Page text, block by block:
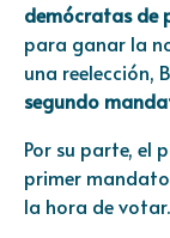
demócratas de
para ganar la
una reelección,
segundo
Por su parte, el
primer
la hora de votar.